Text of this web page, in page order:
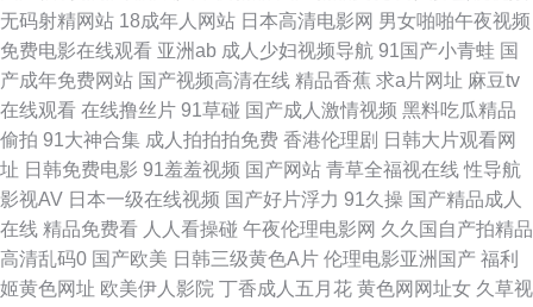
和女人操国产 AV综合资源 伪娘自慰视频 91九色夫妻绿帽 欧洲超碰碰 大香
蕉伊人AV网 色香蕉网站 91拍拍视频 九九草在线碰视频 日韩成人专区 中文
字幕日产av 久草免费福利站 91好看免费视频 含羞草91 久久人人入肉 亚洲
国产迷奸Aⅴ 在线免费观看91 伊人在线欧洲 91福利合集系列 91视频理论 自
拍优物193 老司机黄色网址 日韩欧美久久 婷婷依依五月天 午夜深夜av福利
无码射精网站 18成年人网站 日本高清电影网 男女啪啪午夜视频
免费电影在线观看 亚洲ab 成人少妇视频导航 91国产小青蛙 国
产成年免费网站 国产视频高清在线 精品香蕉 求a片网址 麻豆tv
在线观看 在线撸丝片 91草碰 国产成人激情视频 黑料吃瓜精品
偷拍 91大神合集 成人拍拍拍免费 香港伦理剧 日韩大片观看网
址 日韩免费电影 91羞羞视频 国产网站 青草全福视在线 性导航
影视AV 日本一级在线视频 国产好片浮力 91久操 国产精品成人
在线 精品免费看 人人看操碰 午夜伦理电影网 久久国自产拍精品
高清乱码0 国产欧美 日韩三级黄色A片 伦理电影亚洲国产 福利
姬黄色网址 欧美伊人影院 丁香成人五月花 黄色网网址女 久草视